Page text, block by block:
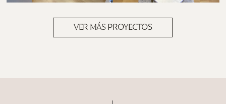
VER MÁS PROYECTOS